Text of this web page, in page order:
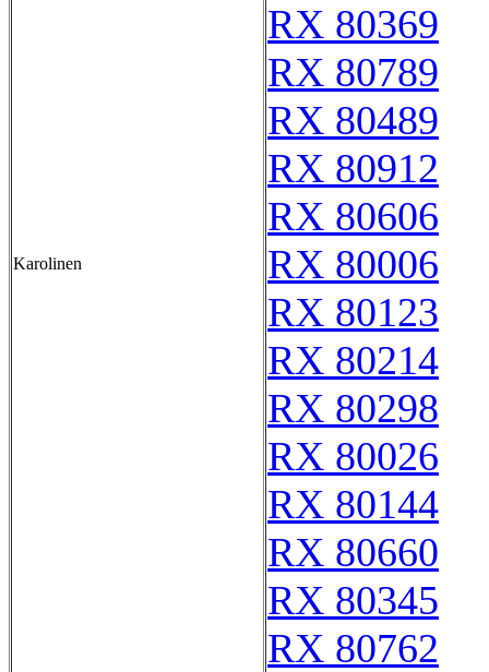
Karolinen
RX 80369
RX 80789
RX 80489
RX 80912
RX 80606
RX 80006
RX 80123
RX 80214
RX 80298
RX 80026
RX 80144
RX 80660
RX 80345
RX 80762